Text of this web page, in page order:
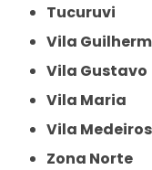
Tucuruvi
Vila
Vila Gustavo
Vila Maria
Vila Medeiros
Zona Norte